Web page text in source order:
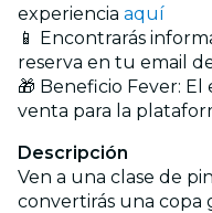
experiencia aquí
📱 Encontrarás
reserva en tu email
🎁 Beneficio Fever: El
venta para la
Descripción
Ven a una clase de
convertirás una copa